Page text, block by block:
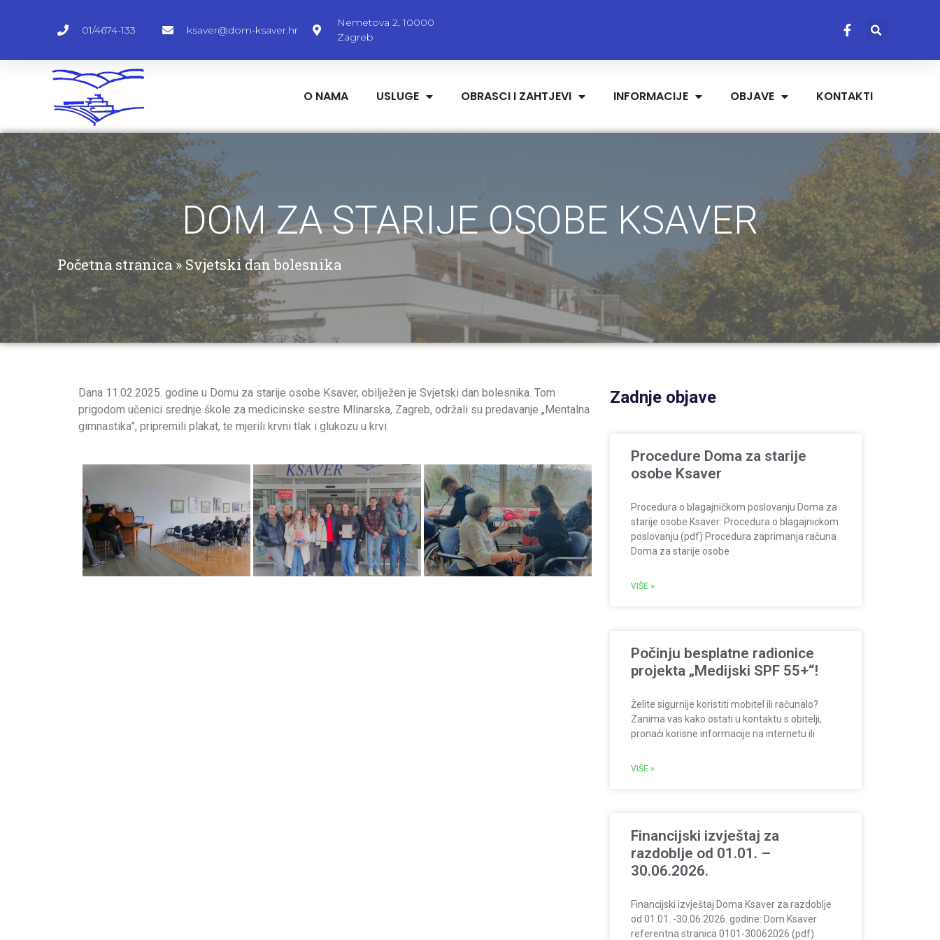
01/4674-133 ksaver@dom-ksaver.hr
Nemetova 2, 10000
Zagreb
O NAMA USLUGE OBRASCI I ZAHTJEVI INFORMACIJE OBJAVE KONTAKTI
DOM ZA STARIJE OSOBE KSAVER
Početna stranica»Svjetski dan bolesnika
Dana 11.02.2025. godine u Domu za starije osobe Ksaver, obilježen je Svjetski dan bolesnika. Tom
prigodom učenici srednje škole za medicinske sestre Mlinarska, Zagreb, održali su predavanje „Mentalna
gimnastika”, pripremili plakat, te mjerili krvni tlak i glukozu u krvi.
Zadnje objave
Procedure Doma za starije
osobe Ksaver
Procedura o blagajničkom poslovanju Doma za
starije osobe Ksaver: Procedura o blagajnickom
poslovanju (pdf) Procedura zaprimanja računa
Doma za starije osobe
VIŠE »
Počinju besplatne radionice
projekta „Medijski SPF 55+“!
Želite sigurnije koristiti mobitel ili računalo?
Zanima vas kako ostati u kontaktu s obitelji,
pronaći korisne informacije na internetu ili
VIŠE »
Financijski izvještaj za
razdoblje od 01.01. –
30.06.2026.
Financijski izvještaj Doma Ksaver za razdoblje
od 01.01. -30.06.2026. godine: Dom Ksaver
referentna stranica 0101-30062026 (pdf)